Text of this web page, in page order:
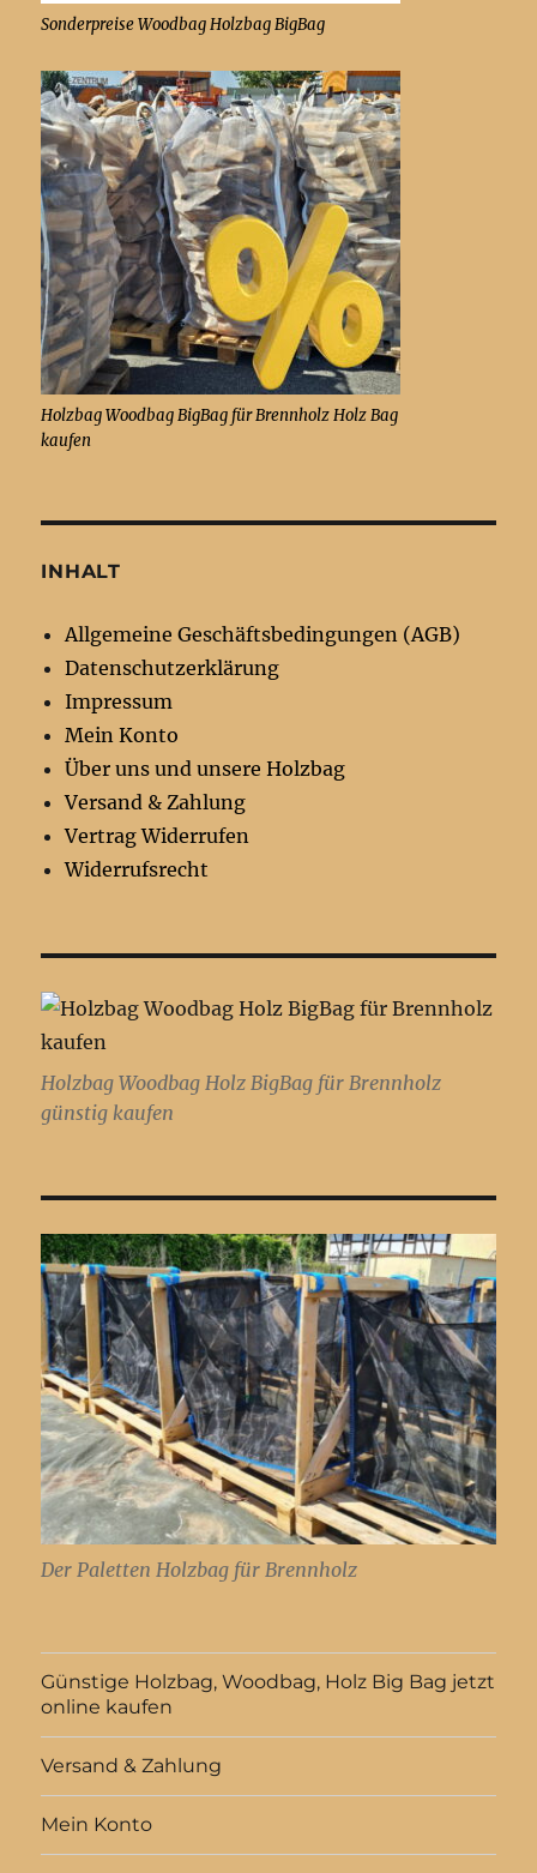
Sonderpreise Woodbag Holzbag BigBag
Holzbag Woodbag BigBag für Brennholz Holz Bag
kaufen
INHALT
Allgemeine Geschäftsbedingungen (AGB)
Datenschutzerklärung
Impressum
Mein Konto
Über uns und unsere Holzbag
Versand & Zahlung
Vertrag Widerrufen
Widerrufsrecht
Holzbag Woodbag Holz BigBag für Brennholz
günstig kaufen
Der Paletten Holzbag für Brennholz
Günstige Holzbag, Woodbag, Holz Big Bag jetzt
online kaufen
Versand & Zahlung
Mein Konto